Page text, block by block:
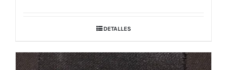
DETALLES